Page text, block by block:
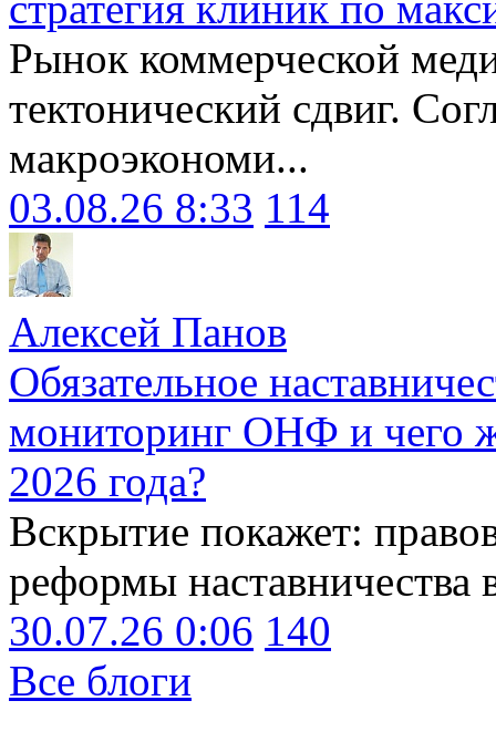
Рынок коммерческой
тектонический сдвиг.
макроэкономи...
03.08.26 8:33 114
Алексей Панов
Обязательное
мониторинг ОНФ и чего
2026 года?
Вскрытие покажет:
реформы наставничества
30.07.26 0:06 140
Все блоги